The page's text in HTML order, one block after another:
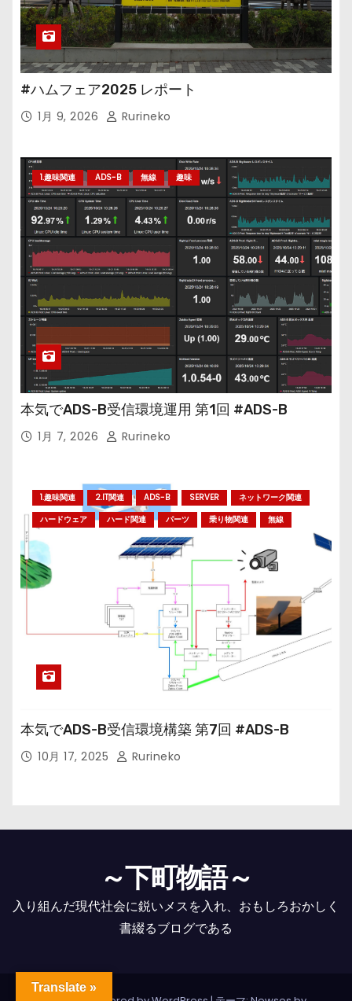
#ハムフェア2025 レポート
1月 9, 2026 Rurineko
1.趣味関連 ADS-B 無線 趣味
本気でADS-B受信環境運用 第1回 #ADS-B
1月 7, 2026 Rurineko
1.趣味関連 2.IT関連 ADS-B SERVER
ネットワーク関連
ハードウェア
ハード関連 パーツ 乗り物関連 無線
本気でADS-B受信環境構築 第7回 #ADS-B
10月 17, 2025 Rurineko
～下町物語～
入り組んだ現代社会に鋭いメスを入れ、おもしろおかしく
書綴るブログである
Translate »